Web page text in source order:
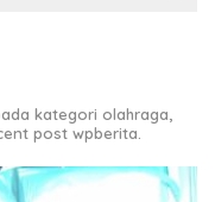
kategori olahraga,
post wpberita.